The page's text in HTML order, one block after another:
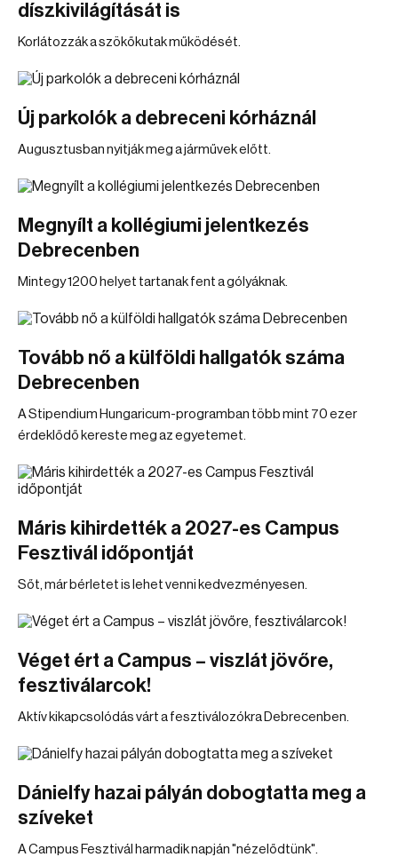
díszkivilágítását is
Korlátozzák a szökőkutak működését.
Új parkolók a debreceni kórháznál
Augusztusban nyitják meg a járművek előtt.
Megnyílt a kollégiumi jelentkezés
Debrecenben
Mintegy 1200 helyet tartanak fent a gólyáknak.
Tovább nő a külföldi hallgatók száma
Debrecenben
A Stipendium Hungaricum-programban több mint 70 ezer
érdeklődő kereste meg az egyetemet.
Máris kihirdették a 2027-es Campus
Fesztivál időpontját
Sőt, már bérletet is lehet venni kedvezményesen.
Véget ért a Campus – viszlát jövőre,
fesztiválarcok!
Aktív kikapcsolódás várt a fesztiválozókra Debrecenben.
Dánielfy hazai pályán dobogtatta meg a
szíveket
A Campus Fesztivál harmadik napján "nézelődtünk".